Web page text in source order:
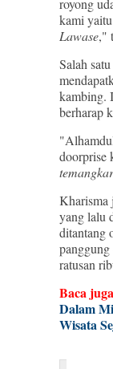
royong
kami yaitu
Lawase,"
Salah
kambing.
berharap
doorprise
temangkar
Kharisma
yang lalu
ditantang
panggung
ratusan
Baca
Dalam
Wisata